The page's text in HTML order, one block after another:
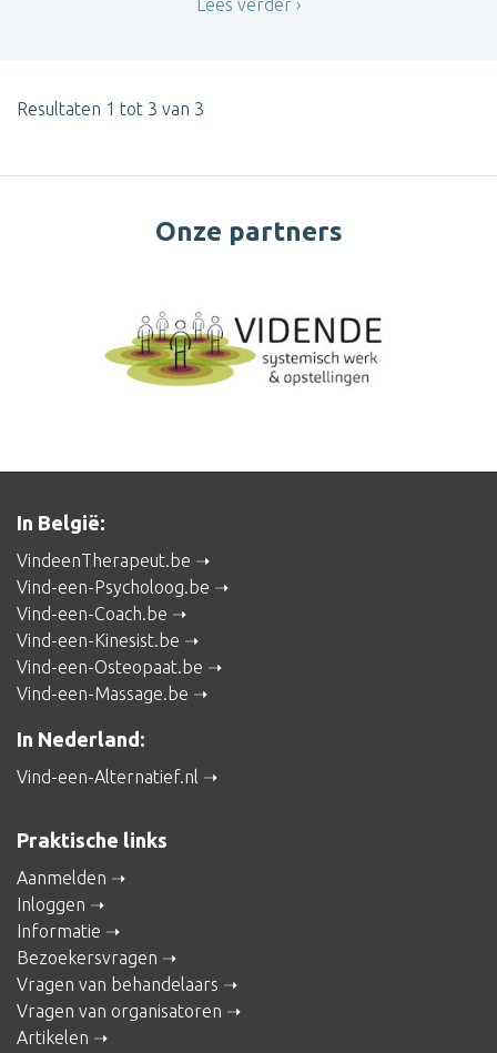
Resultaten 1 tot 3 van 3
Onze partners
In België:
VindeenTherapeut.be
Vind-een-Psycholoog.be
Vind-een-Coach.be
Vind-een-Kinesist.be
Vind-een-Osteopaat.be
Vind-een-Massage.be
In Nederland:
Vind-een-Alternatief.nl
Praktische links
Aanmelden
Inloggen
Informatie
Bezoekersvragen
Vragen van behandelaars
Vragen van organisatoren
Artikelen